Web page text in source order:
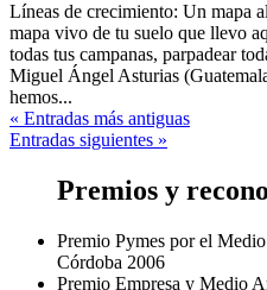
Líneas de crecimiento: Un mapa
mapa vivo de tu suelo que llevo
todas tus campanas, parpadear
Miguel Ángel Asturias
hemos...
« Entradas más antiguas
Entradas siguientes »
Premios y
Premio Pymes por el
Córdoba 2006
Premio Empresa y Medio